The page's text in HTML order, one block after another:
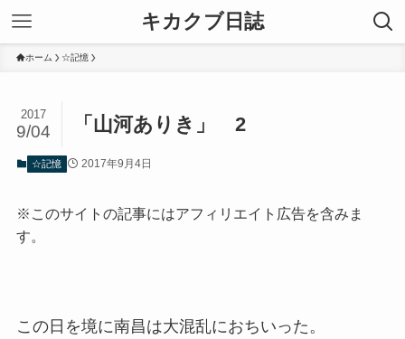
キカクブ日誌
ホーム ☆記憶
「山河ありき」 2
2017
9/04
☆記憶 2017年9月4日
※このサイトの記事にはアフィリエイト広告を含みま
す。
この日を境に南昌は大混乱におちいった。